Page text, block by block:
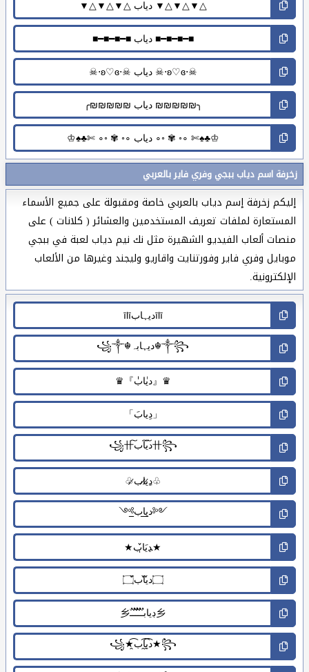
زخرفة اسم دياب ببجي وفري فاير بالعربي
إليكم زخرفة إسم دياب بالعربي خاصة ومقبولة على جميع الأسماء
المستعارة لملفات تعريف المستخدمين والعشائر ( كلانات ) على
منصات ألعاب الفيديو الشهيرة مثل نك نيم دياب لعبة في ببجي
موبايل وفري فاير وفورتنايت واقاريو وليجند وغيرها من الألعاب
الإلكترونية.